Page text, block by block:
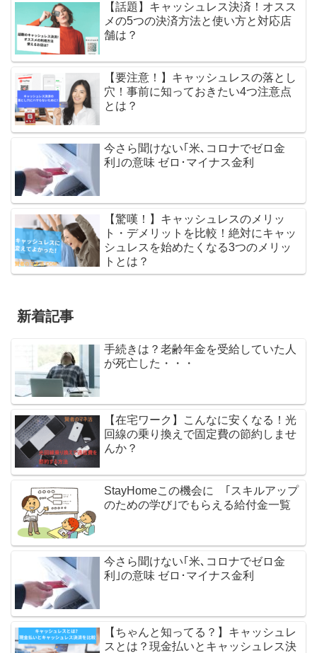
【話題】キャッシュレス決済！オスス
メの5つの決済方法と使い方と対応店
舗は？
【要注意！】キャッシュレスの落とし
穴！事前に知っておきたい4つ注意点
とは？
今さら聞けない｢米､コロナでゼロ金
利｣の意味 ゼロ･マイナス金利
【驚嘆！】キャッシュレスのメリッ
ト・デメリットを比較！絶対にキャッ
シュレスを始めたくなる3つのメリッ
トとは？
新着記事
手続きは？老齢年金を受給していた人
が死亡した・・・
【在宅ワーク】こんなに安くなる！光
回線の乗り換えで固定費の節約しませ
んか？
StayHomeこの機会に ｢スキルアップ
のための学び｣でもらえる給付金一覧
今さら聞けない｢米､コロナでゼロ金
利｣の意味 ゼロ･マイナス金利
【ちゃんと知ってる？】キャッシュレ
スとは？現金払いとキャッシュレス決